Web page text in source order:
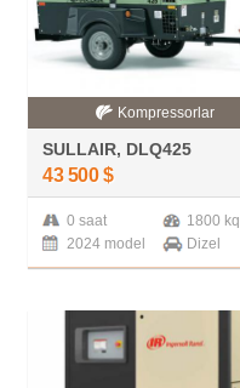
Kompressorlar
SULLAIR, DLQ425
43 500 $
0 saat
1800 kq
2024 model
Dizel